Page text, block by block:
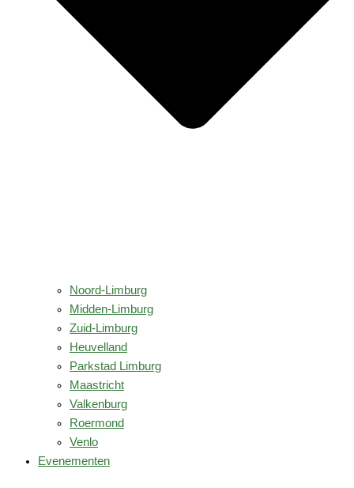
Noord-Limburg
Midden-Limburg
Zuid-Limburg
Heuvelland
Parkstad Limburg
Maastricht
Valkenburg
Roermond
Venlo
Evenementen